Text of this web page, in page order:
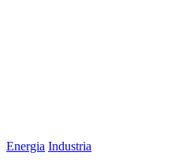
Energia Industria